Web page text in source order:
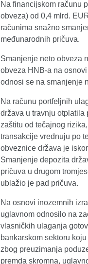
Na financijskom računu
obveza) od 0,4 mlrd.
računima snažno
međunarodnih pričuva.
Smanjenje neto obveza
obveza HNB-a na
odnosi se na smanjenje
Na računu portfeljnih
država u travnju
zaštitu od tečajnog
transakcije vrednuju po
obveznice država je
Smanjenje depozita
pričuva u drugom
ublažio je pad pričuva.
Na osnovi inozemnih
uglavnom odnosilo na
vlasničkih ulaganja
bankarskom sektoru
zbog preuzimanja
premda skromna,